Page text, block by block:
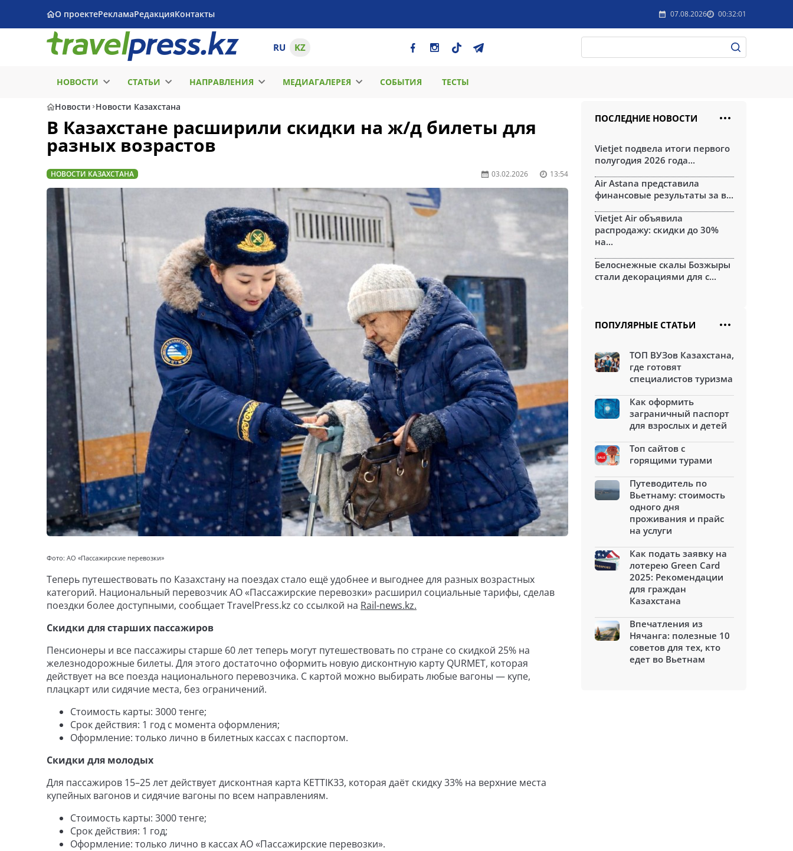
О проектеРекламаРедакцияКонтакты 07.08.2026 00:32:01
RU KZ
НОВОСТИ СТАТЬИ НАПРАВЛЕНИЯ МЕДИАГАЛЕРЕЯ СОБЫТИЯ ТЕСТЫ
Новости Новости Казахстана
В Казахстане расширили скидки на ж/д билеты для
разных возрастов
НОВОСТИ КАЗАХСТАНА 03.02.2026 13:54
Фото: АО «Пассажирские перевозки»
Теперь путешествовать по Казахстану на поездах стало ещё удобнее и выгоднее для разных возрастных
категорий. Национальный перевозчик АО «Пассажирские перевозки» расширил социальные тарифы, сделав
поездки более доступными, сообщает TravelPress.kz со ссылкой на Rail-news.kz.
Скидки для старших пассажиров
Пенсионеры и все пассажиры старше 60 лет теперь могут путешествовать по стране со скидкой 25% на
железнодорожные билеты. Для этого достаточно оформить новую дисконтную карту QURMET, которая
действует на все поезда национального перевозчика. С картой можно выбирать любые вагоны — купе,
плацкарт или сидячие места, без ограничений.
Стоимость карты: 3000 тенге;
Срок действия: 1 год с момента оформления;
Оформление: только лично в билетных кассах с паспортом.
Скидки для молодых
Для пассажиров 15–25 лет действует дисконтная карта KETTІK33, которая даёт скидку 33% на верхние места
купейных вагонов и сидячие вагоны по всем направлениям.
Стоимость карты: 3000 тенге;
Срок действия: 1 год;
Оформление: только лично в кассах АО «Пассажирские перевозки».
ПОСЛЕДНИЕ НОВОСТИ
Vietjet подвела итоги первого
полугодия 2026 года...
Air Astana представила
финансовые результаты за в...
Vietjet Air объявила
распродажу: скидки до 30%
на...
Белоснежные скалы Бозжыры
стали декорациями для с...
ПОПУЛЯРНЫЕ СТАТЬИ
ТОП ВУЗов Казахстана,
где готовят
специалистов туризма
Как оформить
заграничный паспорт
для взрослых и детей
Топ сайтов с
горящими турами
Путеводитель по
Вьетнаму: стоимость
одного дня
проживания и прайс
на услуги
Как подать заявку на
лотерею Green Card
2025: Рекомендации
для граждан
Казахстана
Впечатления из
Нячанга: полезные 10
советов для тех, кто
едет во Вьетнам